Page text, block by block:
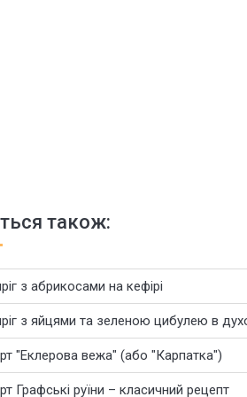
також:
з абрикосами на кефірі
з яйцями та зеленою цибулею в
"Еклерова вежа" (або "Карпатка")
Графські руїни – класичний рецепт